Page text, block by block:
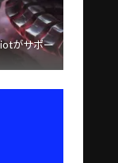
がサポー